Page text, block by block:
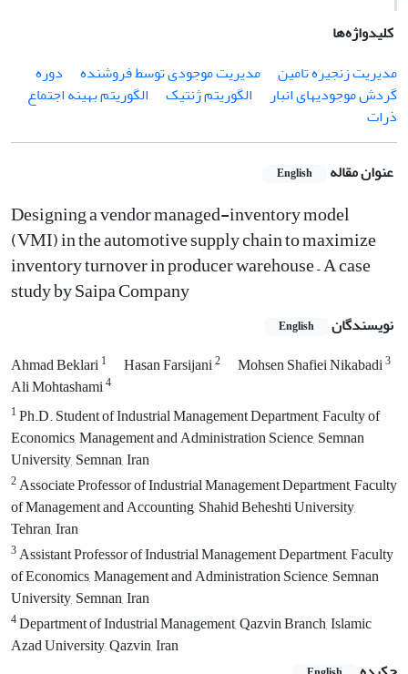
کلیدواژه‌ها
مدیریت زنجیره تامین
مدیریت موجودی توسط فروشنده
دوره
گردش موجودیهای انبار
الگوریتم ژنتیک
الگوریتم بهینه اجتماع
ذرات
عنوان مقاله English
Designing a vendor managed-inventory model
(VMI) in the automotive supply chain to maximize
inventory turnover in producer warehouse – A case
study by Saipa Company
نویسندگان English
Ahmad Beklari1 Hasan Farsijani2 Mohsen Shafiei Nikabadi3
Ali Mohtashami4
1Ph.D. Student of Industrial Management Department, Faculty of
Economics, Management and Administration Science, Semnan
University, Semnan, Iran
2Associate Professor of Industrial Management Department, Faculty
of Management and Accounting, Shahid Beheshti University,
Tehran, Iran
3Assistant Professor of Industrial Management Department, Faculty
of Economics, Management and Administration Science, Semnan
University, Semnan, Iran
4Department of Industrial Management, Qazvin Branch, Islamic
Azad University, Qazvin, Iran